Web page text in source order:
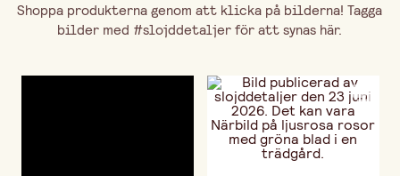
Shoppa produkterna genom att klicka på bilderna! Tagga
bilder med #slojddetaljer för att synas här.